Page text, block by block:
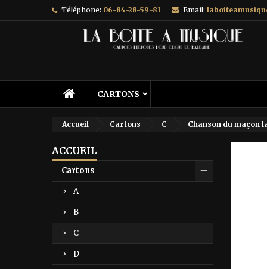
Téléphone: 06-84-28-59-81 Email:
CARTONS
Accueil Cartons C Chanson du maçon
ACCUEIL
Cartons
A
B
C
D